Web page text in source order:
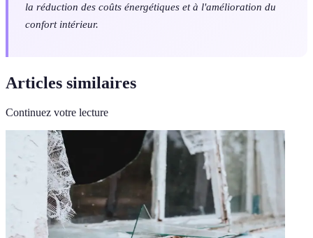
la réduction des coûts énergétiques et à l'amélioration du
confort intérieur.
Articles similaires
Continuez votre lecture